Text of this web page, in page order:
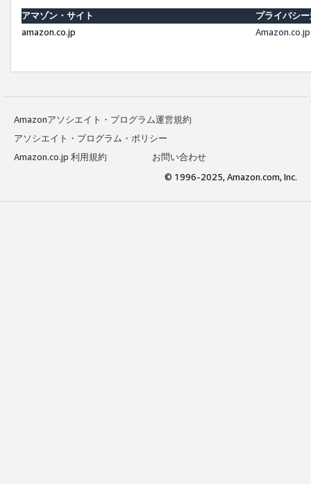
アマゾン・サイト
プライバシ
amazon.co.jp
Amazonアソシエイト・プログラム運営規約
アソシエイト・プログラム・ポリシー
Amazon.co.jp 利用規約
お問い合わせ
© 1996-2025, Amazon.com, Inc.